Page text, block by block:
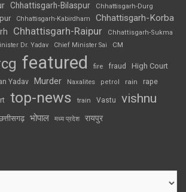
Chhattisgarh-Bilaspur Chhattisgarh-Durg
Chhattisgarh-Kabirdham Chhattisgarh-Korba
Chhattisgarh-Raipur
Chhattisgarh-Sukma
Dr. Yadav Chief Minister Sai CM
featured fire fraud High Court
Yadav Murder Naxalites petrol rain rape
top-news train Vastu vishnu
भोपाल मध्य प्रदेश रायपुर